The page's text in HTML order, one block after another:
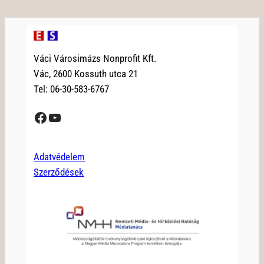
Váci Városimázs Nonprofit Kft.
Vác, 2600 Kossuth utca 21
Tel: 06-30-583-6767
Facebook YouTube
Adatvédelem
Szerződések